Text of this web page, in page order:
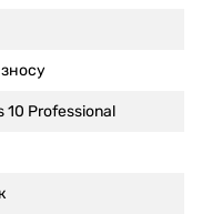
10 Professional